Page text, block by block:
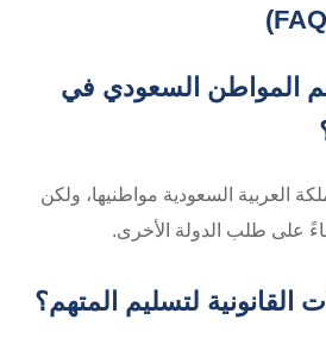
المواطن السعودي في
العربية السعودية مواطنيها، ولكن
على طلب الدولة الأخرى.